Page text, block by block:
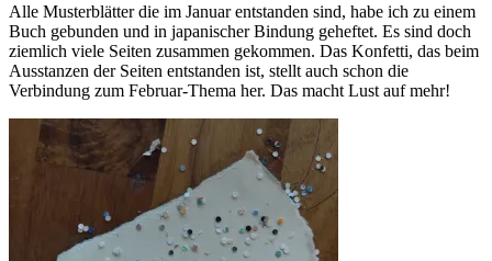
Alle Musterblätter die im Januar entstanden sind, habe ich zu einem
Buch gebunden und in japanischer Bindung geheftet. Es sind doch
ziemlich viele Seiten zusammen gekommen. Das Konfetti, das beim
Ausstanzen der Seiten entstanden ist, stellt auch schon die
Verbindung zum Februar-Thema her. Das macht Lust auf mehr!